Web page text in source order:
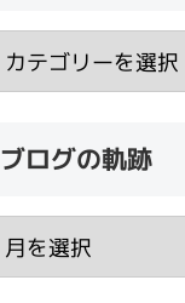
ブログの軌跡